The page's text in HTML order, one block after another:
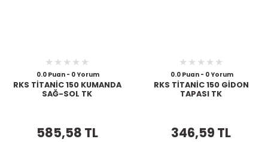
0.0 Puan - 0 Yorum
RKS TİTANİC 150 KUMANDA
SAĞ-SOL TK
585,58 TL
0.0 Puan - 0 Yorum
RKS TİTANİC 150 GİDON
TAPASI TK
346,59 TL